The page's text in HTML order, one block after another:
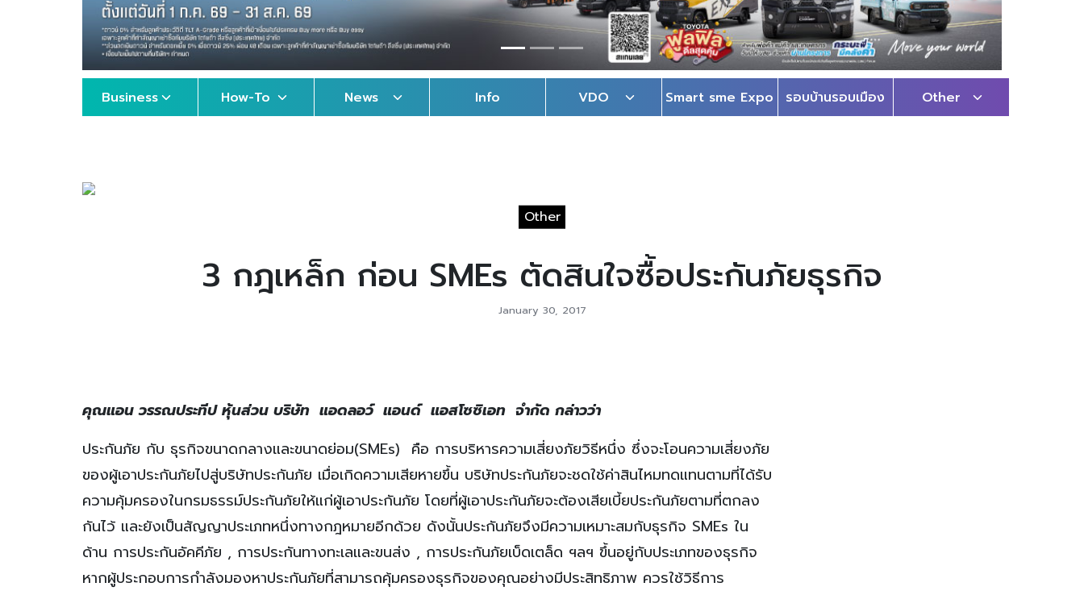
Business How-To News Info VDO Smart sme Expo รอบบ้านรอบเมือง Other
Other
3 กฎเหล็ก ก่อน SMEs ตัดสินใจซื้อประกันภัยธุรกิจ
January 30, 2017
คุณแอน วรรณประทีป หุ้นส่วน บริษัท แอดลอว์ แอนด์ แอสโซซิเอท จำกัด กล่าวว่า
ประกันภัย กับ ธุรกิจขนาดกลางและขนาดย่อม(SMEs) คือ การบริหารความเสี่ยงภัยวิธีหนึ่ง ซึ่งจะโอนความเสี่ยงภัย
ของผู้เอาประกันภัยไปสู่บริษัทประกันภัย เมื่อเกิดความเสียหายขึ้น บริษัทประกันภัยจะชดใช้ค่าสินไหมทดแทนตามที่ได้รับ
ความคุ้มครองในกรมธรรม์ประกันภัยให้แก่ผู้เอาประกันภัย โดยที่ผู้เอาประกันภัยจะต้องเสียเบี้ยประกันภัยตามที่ตกลง
กันไว้ และยังเป็นสัญญาประเภทหนึ่งทางกฎหมายอีกด้วย ดังนั้นประกันภัยจึงมีความเหมาะสมกับธุรกิจ SMEs ใน
ด้าน การประกันอัคคีภัย , การประกันทางทะเลและขนส่ง , การประกันภัยเบ็ดเตล็ด ฯลฯ ขึ้นอยู่กับประเภทของธุรกิจ
หากผู้ประกอบการกำลังมองหาประกันภัยที่สามารถคุ้มครองธุรกิจของคุณอย่างมีประสิทธิภาพ ควรใช้วิธีการ